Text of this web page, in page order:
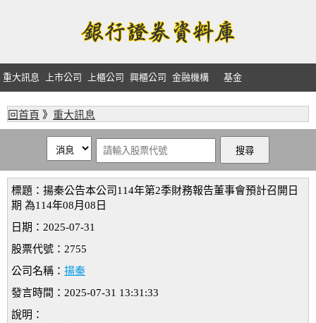
重大訊息 上市公司 上櫃公司 興櫃公司 金融機構 基金
回首頁 》 重大訊息
標題：揚秦公告本公司114年第2季財務報告董事會預計召開日
期 為114年08月08日
日期：2025-07-31
股票代號：2755
公司名稱： 揚秦
發言時間：2025-07-31 13:31:33
說明：